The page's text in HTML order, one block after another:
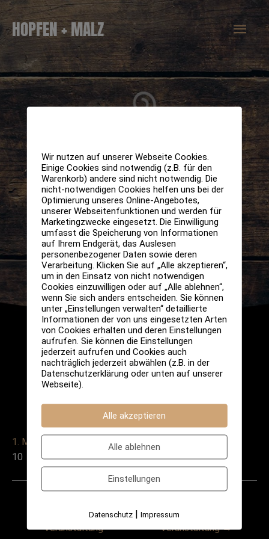
Zum
Inhalt
springen
HOPFEN + MALZ
1. März 2025
10
Veranstaltung
Veranstaltung→
Wir nutzen auf unserer Webseite Cookies.
Einige Cookies sind notwendig (z.B. für den
Warenkorb) andere sind nicht notwendig. Die
nicht-notwendigen Cookies helfen uns bei der
Optimierung unseres Online-Angebotes,
unserer Webseitenfunktionen und werden für
Marketingzwecke eingesetzt. Die Einwilligung
umfasst die Speicherung von Informationen
auf Ihrem Endgerät, das Auslesen
personenbezogener Daten sowie deren
Verarbeitung. Klicken Sie auf „Alle akzeptieren“,
um in den Einsatz von nicht notwendigen
Cookies einzuwilligen oder auf „Alle ablehnen“,
wenn Sie sich anders entscheiden. Sie können
unter „Einstellungen verwalten“ detaillierte
Informationen der von uns eingesetzten Arten
von Cookies erhalten und deren Einstellungen
aufrufen. Sie können die Einstellungen
jederzeit aufrufen und Cookies auch
nachträglich jederzeit abwählen (z.B. in der
Datenschutzerklärung oder unten auf unserer
Webseite).
Alle akzeptieren
Alle ablehnen
Einstellungen
Datenschutz |Impressum